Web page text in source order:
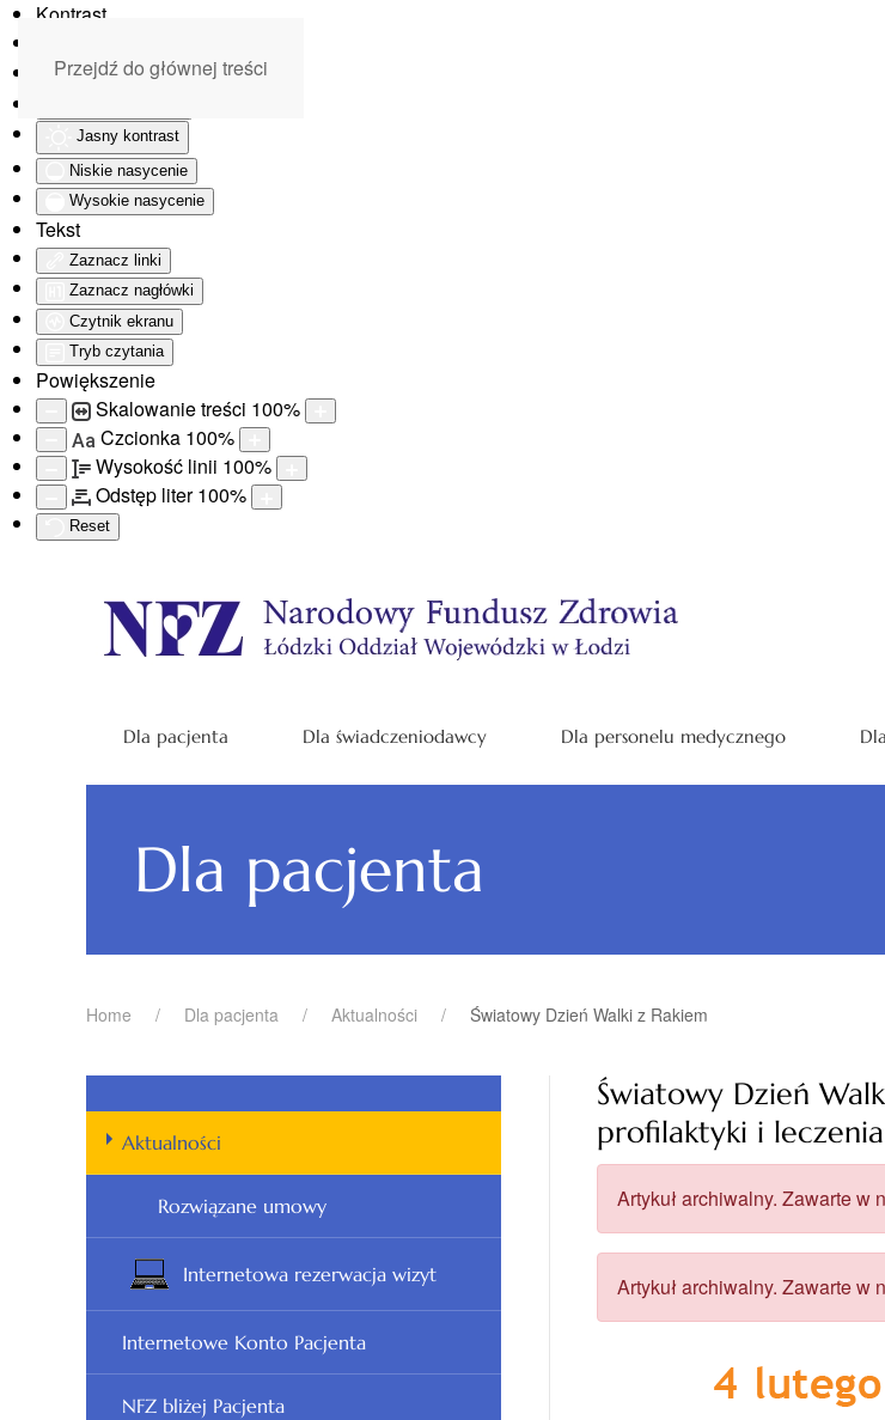
Kontrast
Monochromatyczny
Jasny kontrast
Niskie nasycenie
Wysokie nasycenie
Tekst
Zaznacz linki
Zaznacz nagłówki
Czytnik ekranu
Tryb czytania
Powiększenie
Skalowanie treści 100%
Aa Czcionka 100%
Wysokość linii 100%
Odstęp liter100%
Reset
Przejdź do głównej treści
Dla pacjenta Dla świadczeniodawcy Dla personelu medycznego
Dla pacjenta
Home Dla pacjenta Aktualności Światowy Dzień Walki z Rakiem
Światowy Dzień
profilaktyki i
Artykuł archiwalny. Zawarte w
Artykuł archiwalny. Zawarte w
Aktualności
Rozwiązane umowy
Internetowa rezerwacja wizyt
Internetowe Konto Pacjenta
NFZ bliżej Pacjenta